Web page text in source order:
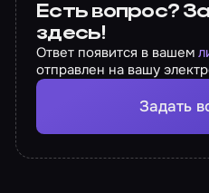
Есть вопрос?
здесь!
Ответ появится в вашем
отправлен на вашу
Задать